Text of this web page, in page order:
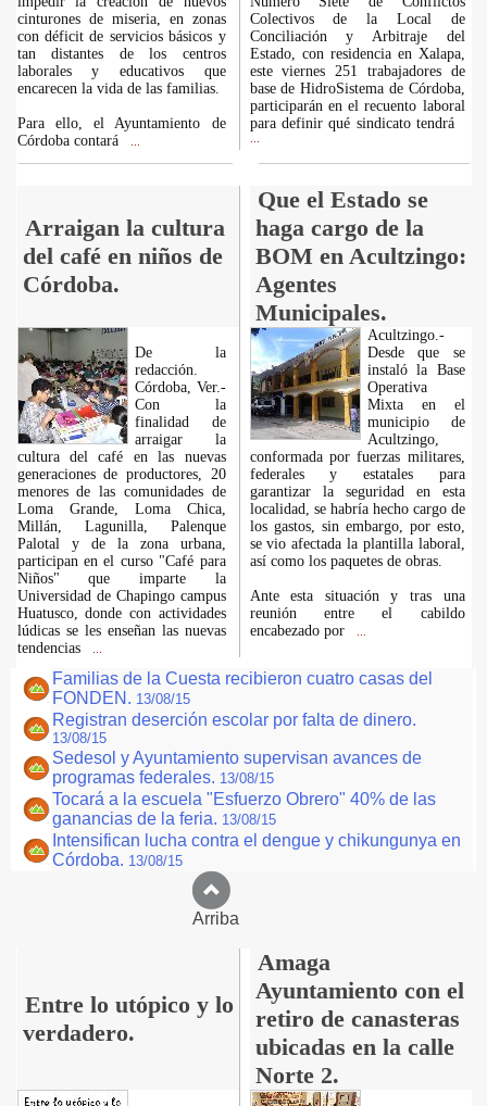
cinturones de miseria, en zonas
con déficit de servicios básicos y
tan distantes de los centros
laborales y educativos que
encarecen la vida de las familias.
Para ello, el Ayuntamiento de
Córdoba contará
Colectivos de la Local de
Conciliación y Arbitraje del
Estado, con residencia en Xalapa,
este viernes 251 trabajadores de
base de HidroSistema de Córdoba,
participarán en el recuento laboral
para definir qué sindicato tendrá
Arraigan la cultura
del café en niños de
Córdoba.
Que el Estado se
haga cargo de la
BOM en Acultzingo:
Agentes
Municipales.
De la
redacción.
Córdoba, Ver.-
Con la
finalidad de
arraigar la
cultura del café en las nuevas
generaciones de productores, 20
menores de las comunidades de
Loma Grande, Loma Chica,
Millán, Lagunilla, Palenque
Palotal y de la zona urbana,
participan en el curso "Café para
Niños" que imparte la
Universidad de Chapingo campus
Huatusco, donde con actividades
lúdicas se les enseñan las nuevas
tendencias
Acultzingo.-
Desde que se
instaló la Base
Operativa
Mixta en el
municipio de
Acultzingo,
conformada por fuerzas militares,
federales y estatales para
garantizar la seguridad en esta
localidad, se habría hecho cargo de
los gastos, sin embargo, por esto,
se vio afectada la plantilla laboral,
así como los paquetes de obras.
Ante esta situación y tras una
reunión entre el cabildo
encabezado por
Familias de la Cuesta recibieron cuatro casas del
FONDEN. 13/08/15
Registran deserción escolar por falta de dinero.
13/08/15
Sedesol y Ayuntamiento supervisan avances de
programas federales. 13/08/15
Tocará a la escuela "Esfuerzo Obrero" 40% de las
ganancias de la feria. 13/08/15
Intensifican lucha contra el dengue y chikungunya en
Córdoba. 13/08/15
Arriba
Entre lo utópico y lo
verdadero.
Amaga
Ayuntamiento con el
retiro de canasteras
ubicadas en la calle
Norte 2.